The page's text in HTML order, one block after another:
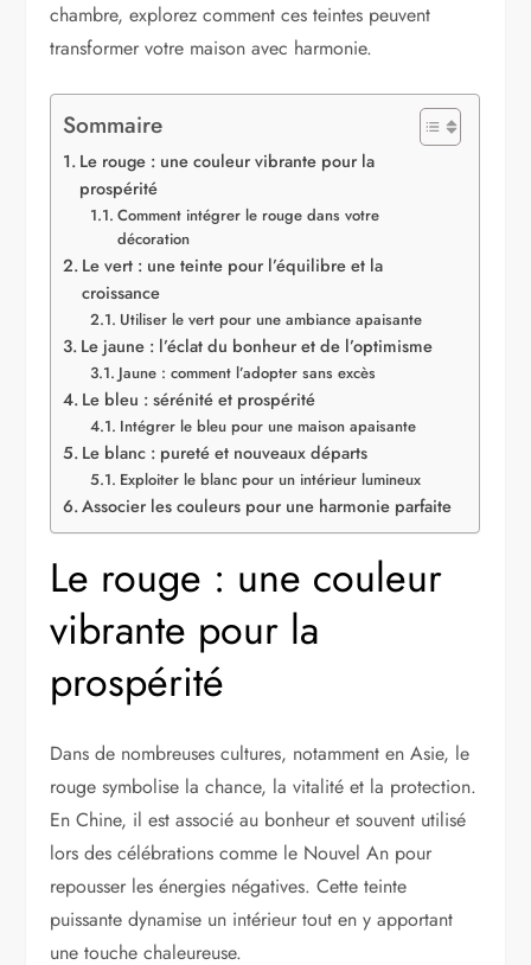
chambre, explorez comment ces teintes peuvent
transformer votre maison avec harmonie.
Sommaire
Le rouge : une couleur vibrante pour la
prospérité
Comment intégrer le rouge dans votre
décoration
Le vert : une teinte pour l’équilibre et la
croissance
Utiliser le vert pour une ambiance apaisante
Le jaune : l’éclat du bonheur et de l’optimisme
Jaune : comment l’adopter sans excès
Le bleu : sérénité et prospérité
Intégrer le bleu pour une maison apaisante
Le blanc : pureté et nouveaux départs
Exploiter le blanc pour un intérieur lumineux
Associer les couleurs pour une harmonie parfaite
Le rouge : une couleur
vibrante pour la
prospérité
Dans de nombreuses cultures, notamment en Asie, le
rouge symbolise la chance, la vitalité et la protection.
En Chine, il est associé au bonheur et souvent utilisé
lors des célébrations comme le Nouvel An pour
repousser les énergies négatives. Cette teinte
puissante dynamise un intérieur tout en y apportant
une touche chaleureuse.